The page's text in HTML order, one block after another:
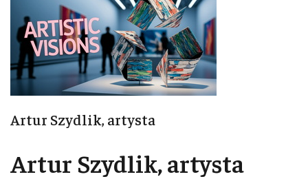
Artur Szydlik, artysta
Artur Szydlik, artysta